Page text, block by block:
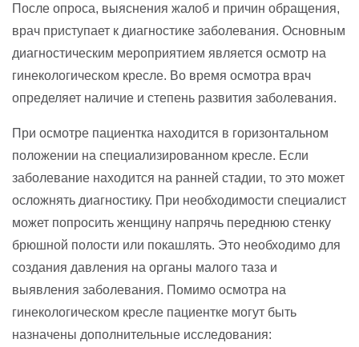
После опроса, выяснения жалоб и причин обращения,
врач приступает к диагностике заболевания. Основным
диагностическим мероприятием является осмотр на
гинекологическом кресле. Во время осмотра врач
определяет наличие и степень развития заболевания.
При осмотре пациентка находится в горизонтальном
положении на специализированном кресле. Если
заболевание находится на ранней стадии, то это может
осложнять диагностику. При необходимости специалист
может попросить женщину напрячь переднюю стенку
брюшной полости или покашлять. Это необходимо для
создания давления на органы малого таза и
выявления заболевания. Помимо осмотра на
гинекологическом кресле пациентке могут быть
назначены дополнительные исследования: